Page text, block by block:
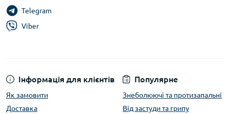
Інформація для клієнтів
Як замовити
Доставка
Популярне
Знеболюючі та протизапальні
Від застуди та грипу
Telegram
Viber